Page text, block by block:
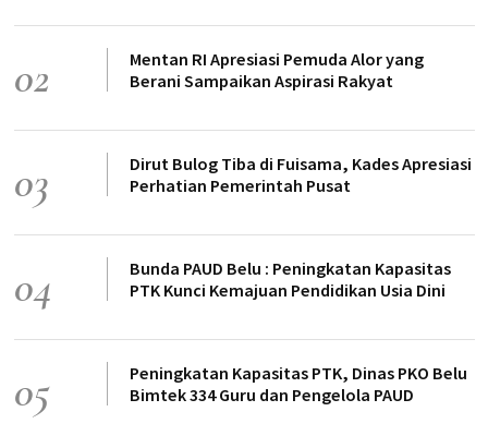
02
Mentan RI Apresiasi Pemuda Alor yang
Berani Sampaikan Aspirasi Rakyat
03
Dirut Bulog Tiba di Fuisama, Kades Apresiasi
Perhatian Pemerintah Pusat
04
Bunda PAUD Belu : Peningkatan Kapasitas
PTK Kunci Kemajuan Pendidikan Usia Dini
05
Peningkatan Kapasitas PTK, Dinas PKO Belu
Bimtek 334 Guru dan Pengelola PAUD